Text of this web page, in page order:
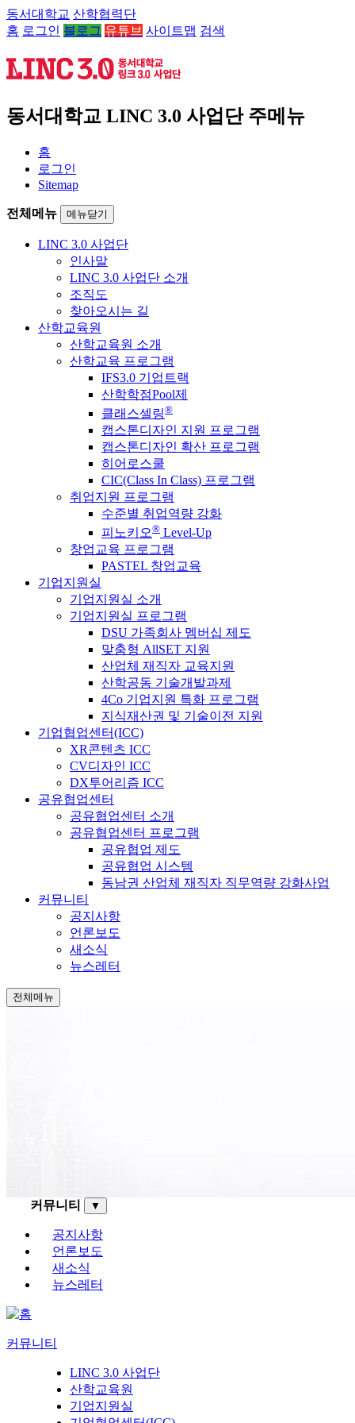
동서대학교 산학협력단
홈 로그인 블로그 유튜브 사이트맵 검색
동서대학교 LINC 3.0 사업단 주메뉴
홈
로그인
Sitemap
전체메뉴 메뉴닫기
LINC 3.0 사업단
인사말
LINC 3.0 사업단 소개
조직도
찾아오시는 길
산학교육원
산학교육원 소개
산학교육 프로그램
IFS3.0 기업트랙
산학학점Pool제
클래스셀링®
캡스톤디자인 지원 프로그램
캡스톤디자인 확산 프로그램
히어로스쿨
CIC(Class In Class) 프로그램
취업지원 프로그램
수준별 취업역량 강화
피노키오® Level-Up
창업교육 프로그램
PASTEL 창업교육
기업지원실
기업지원실 소개
기업지원실 프로그램
DSU 가족회사 멤버십 제도
맞춤형 AllSET 지원
산업체 재직자 교육지원
산학공동 기술개발과제
4Co 기업지원 특화 프로그램
지식재산권 및 기술이전 지원
기업협업센터(ICC)
XR콘텐츠 ICC
CV디자인 ICC
DX투어리즘 ICC
공유협업센터
공유협업센터 소개
공유협업센터 프로그램
공유협업 제도
공유협업 시스템
동남권 산업체 재직자 직무역량 강화사업
커뮤니티
공지사항
언론보도
새소식
뉴스레터
전체메뉴
커뮤니티 ▼
공지사항
언론보도
새소식
뉴스레터
커뮤니티
LINC 3.0 사업단
산학교육원
기업지원실